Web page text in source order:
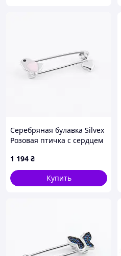
Серебряная булавка Silvex
Розовая птичка с сердцем
1 194 ₴
Купить